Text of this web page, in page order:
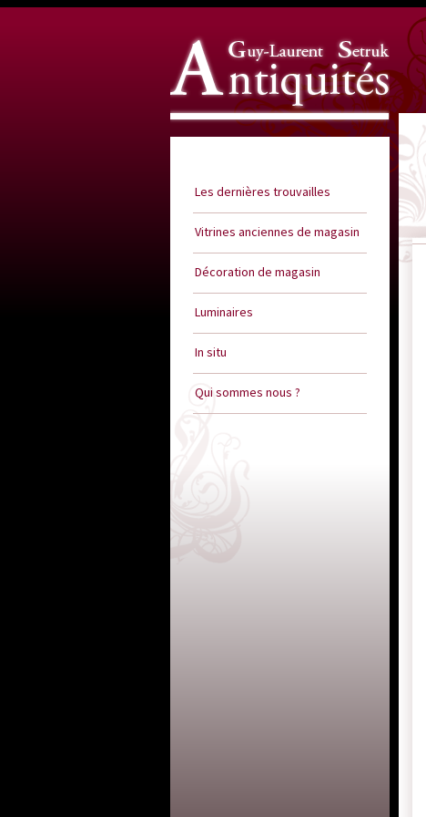
Les dernières trouvailles
Vitrines anciennes de magasin
Décoration de magasin
Luminaires
In situ
Qui sommes nous ?